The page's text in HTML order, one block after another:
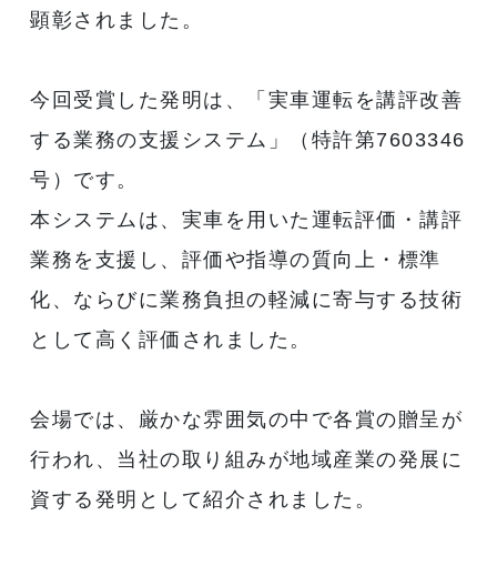
顕彰されました。
今回受賞した発明は、「実車運転を講評改善
する業務の支援システム」（特許第7603346
号）です。
本システムは、実車を用いた運転評価・講評
業務を支援し、評価や指導の質向上・標準
化、ならびに業務負担の軽減に寄与する技術
として高く評価されました。
会場では、厳かな雰囲気の中で各賞の贈呈が
行われ、当社の取り組みが地域産業の発展に
資する発明として紹介されました。